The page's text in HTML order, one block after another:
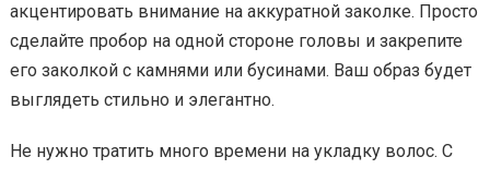
акцентировать внимание на аккуратной заколке. Просто
сделайте пробор на одной стороне головы и закрепите
его заколкой с камнями или бусинами. Ваш образ будет
выглядеть стильно и элегантно.
Не нужно тратить много времени на укладку волос. С